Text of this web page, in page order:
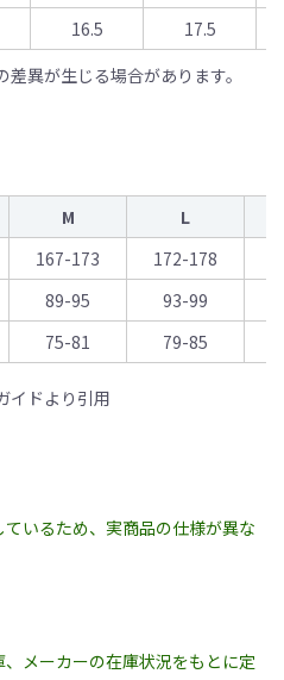
16.5
17.5
異が生じる場合があります。
M
L
167-173 172-178
89-95 93-99
75-81 79-85
イドより引用
いるため、実商品の仕様が異な
メーカーの在庫状況をもとに定